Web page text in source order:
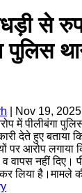
से
पुलिस
Nov 19, 2025
में पीलीबंगा
देते हुए बताया
पर आरोप लगाया
वापस नहीं दिए।
लिया है।मामले